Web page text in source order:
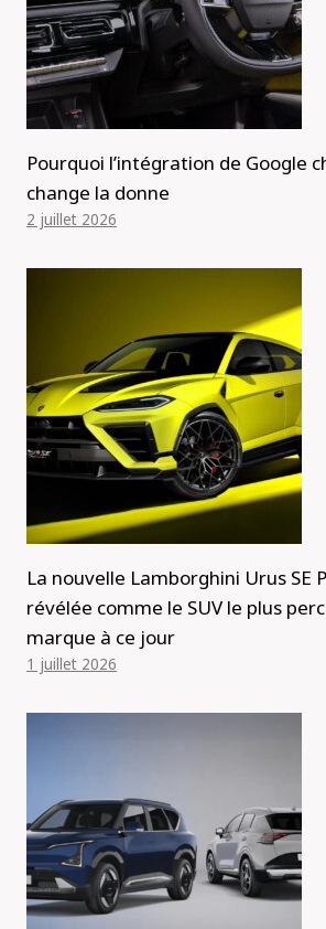
Pourquoi l’intégration de Google
change la donne
2 juillet 2026
La nouvelle Lamborghini Urus SE
révélée comme le SUV le plus
marque à ce jour
1 juillet 2026